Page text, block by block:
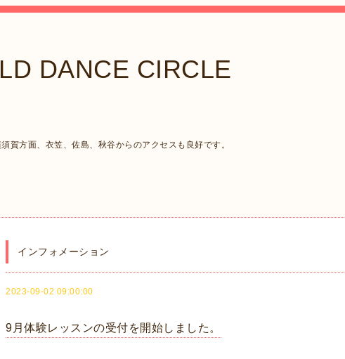
DANCE CIRCLE
賀方面、衣笠、佐島、秋谷からのアクセスも良好です。
インフォメーション
2023-09-02 09:00:00
9月体験レッスンの受付を開始しました。